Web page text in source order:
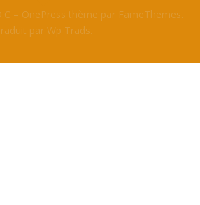
– OnePress thème par FameThemes.
par Wp Trads.